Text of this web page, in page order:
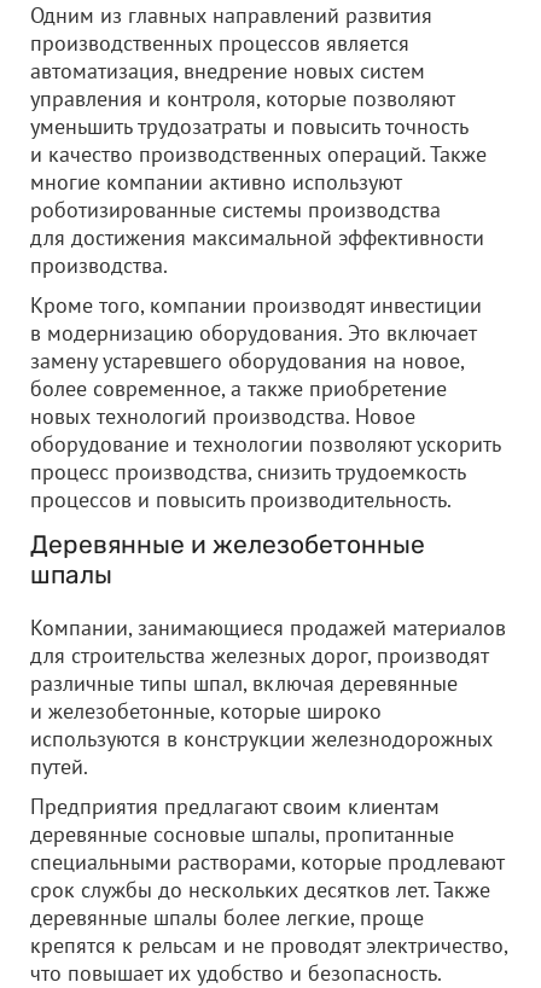
Одним из главных направлений развития
производственных процессов является
автоматизация, внедрение новых систем
управления и контроля, которые позволяют
уменьшить трудозатраты и повысить точность
и качество производственных операций. Также
многие компании активно используют
роботизированные системы производства
для достижения максимальной эффективности
производства.
Кроме того, компании производят инвестиции
в модернизацию оборудования. Это включает
замену устаревшего оборудования на новое,
более современное, а также приобретение
новых технологий производства. Новое
оборудование и технологии позволяют ускорить
процесс производства, снизить трудоемкость
процессов и повысить производительность.
Деревянные и железобетонные
шпалы
Компании, занимающиеся продажей материалов
для строительства железных дорог, производят
различные типы шпал, включая деревянные
и железобетонные, которые широко
используются в конструкции железнодорожных
путей.
Предприятия предлагают своим клиентам
деревянные сосновые шпалы, пропитанные
специальными растворами, которые продлевают
срок службы до нескольких десятков лет. Также
деревянные шпалы более легкие, проще
крепятся к рельсам и не проводят электричество,
что повышает их удобство и безопасность.